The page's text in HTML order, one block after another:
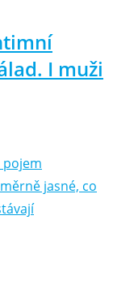
I muži
pojem
jasné, co